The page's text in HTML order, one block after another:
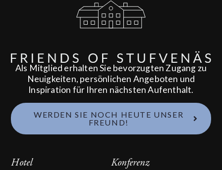
Als Mitglied erhalten Sie bevorzugten Zugang zu
Neuigkeiten, persönlichen Angeboten und
Inspiration für Ihren nächsten Aufenthalt.
WERDEN SIE NOCH HEUTE UNSER
FREUND!
Hotel Konferenz